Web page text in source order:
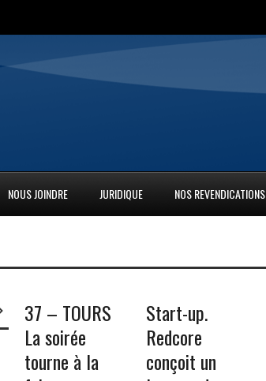
NOUS JOINDRE JURIDIQUE NOS REVENDICATIONS
37 – TOURS
La soirée
tourne à la
Start-up.
Redcore
conçoit un